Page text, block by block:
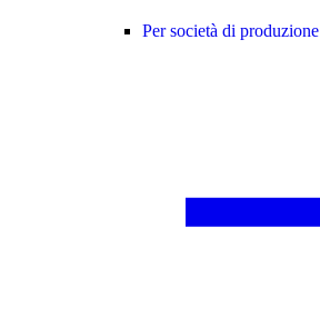
Per società di produzione